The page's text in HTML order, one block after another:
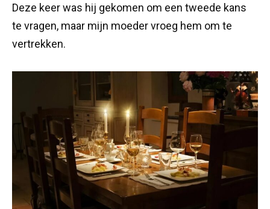
Deze keer was hij gekomen om een tweede kans
te vragen, maar mijn moeder vroeg hem om te
vertrekken.